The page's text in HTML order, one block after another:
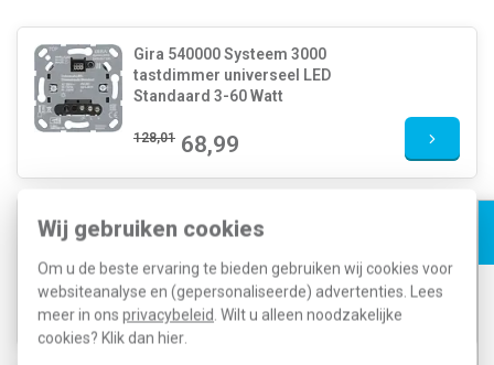
Wij gebruiken cookies
Om u de beste ervaring te bieden gebruiken wij cookies voor
websiteanalyse en (gepersonaliseerde) advertenties. Lees
meer in ons privacybeleid. Wilt u alleen noodzakelijke
cookies? Klik dan hier.
Gira 540000 Systeem 3000
tastdimmer universeel LED
Standaard 3-60 Watt
128,01 68,99
Gira 540100 Systeem 3000
Comfort 3-100 Watt
162,16 86,99